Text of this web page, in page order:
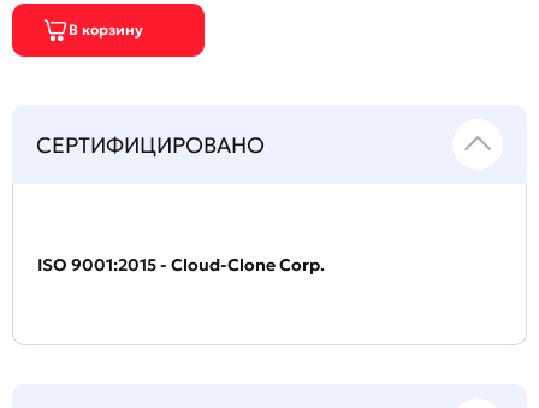
СЕРТИФИЦИРОВАНО
ISO 9001:2015 - Cloud-Clone Corp.